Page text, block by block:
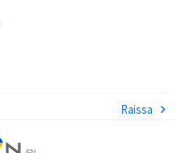
Raissa